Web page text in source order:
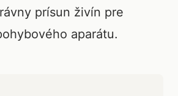
prísun živín pre
aparátu.